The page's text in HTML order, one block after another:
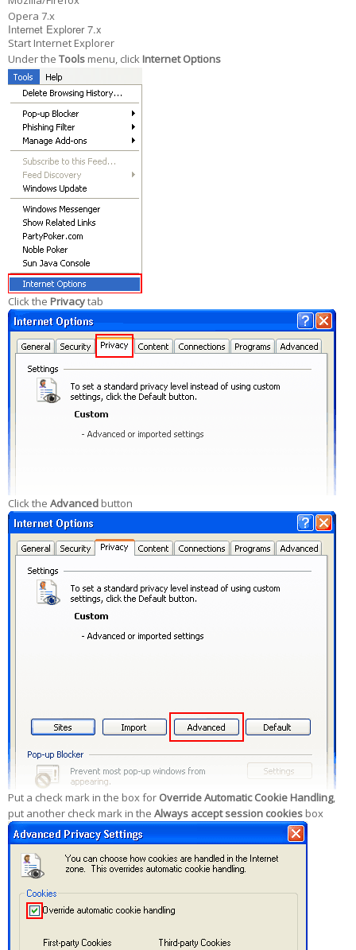
Opera 7.x
Internet Explorer 7.x
Start Internet Explorer
Under the Tools menu, click Internet Options
Click the Privacytab
Click the Advanced button
Put a check mark in the box for Override Automatic Cookie Handling,
put another check mark in the Always accept session cookies box